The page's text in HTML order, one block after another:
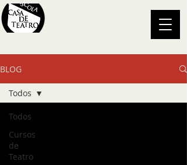
BLOG
Todos
Cursos
de
Teatro
Todos